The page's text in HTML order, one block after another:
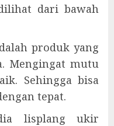
dari bawah
produk yang
Mengingat mutu
Sehingga bisa
tepat.
lisplang ukir